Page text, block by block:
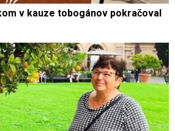
v kauze tobogánov pokračoval